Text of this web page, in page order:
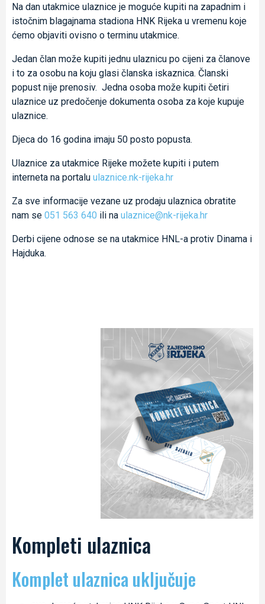
Na dan utakmice ulaznice je moguće kupiti na zapadnim i
istočnim blagajnama stadiona HNK Rijeka u vremenu koje
ćemo objaviti ovisno o terminu utakmice.
Jedan član može kupiti jednu ulaznicu po cijeni za članove
i to za osobu na koju glasi članska iskaznica. Članski
popust nije prenosiv. Jedna osoba može kupiti četiri
ulaznice uz predočenje dokumenta osoba za koje kupuje
ulaznice.
Djeca do 16 godina imaju 50 posto popusta.
Ulaznice za utakmice Rijeke možete kupiti i putem
interneta na portalu ulaznice.nk-rijeka.hr
Za sve informacije vezane uz prodaju ulaznica obratite
nam se 051 563 640 ili na ulaznice@nk-rijeka.hr
Derbi cijene odnose se na utakmice HNL-a protiv Dinama i
Hajduka.
Kompleti ulaznica
Komplet ulaznica uključuje